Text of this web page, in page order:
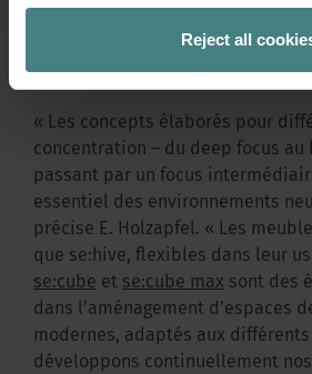
Reject all
répondent aux différents besoins,
communication et de travail.
« Les concepts élaborés pour
concentration – du deep focus au
passant par un focus
essentiel des environnements
précise E. Holzapfel. « Les
que se:hive, flexibles dans leur
se:cube et se:cube max sont des
dans l’aménagement d’espaces
modernes, adaptés aux
développons continuellement